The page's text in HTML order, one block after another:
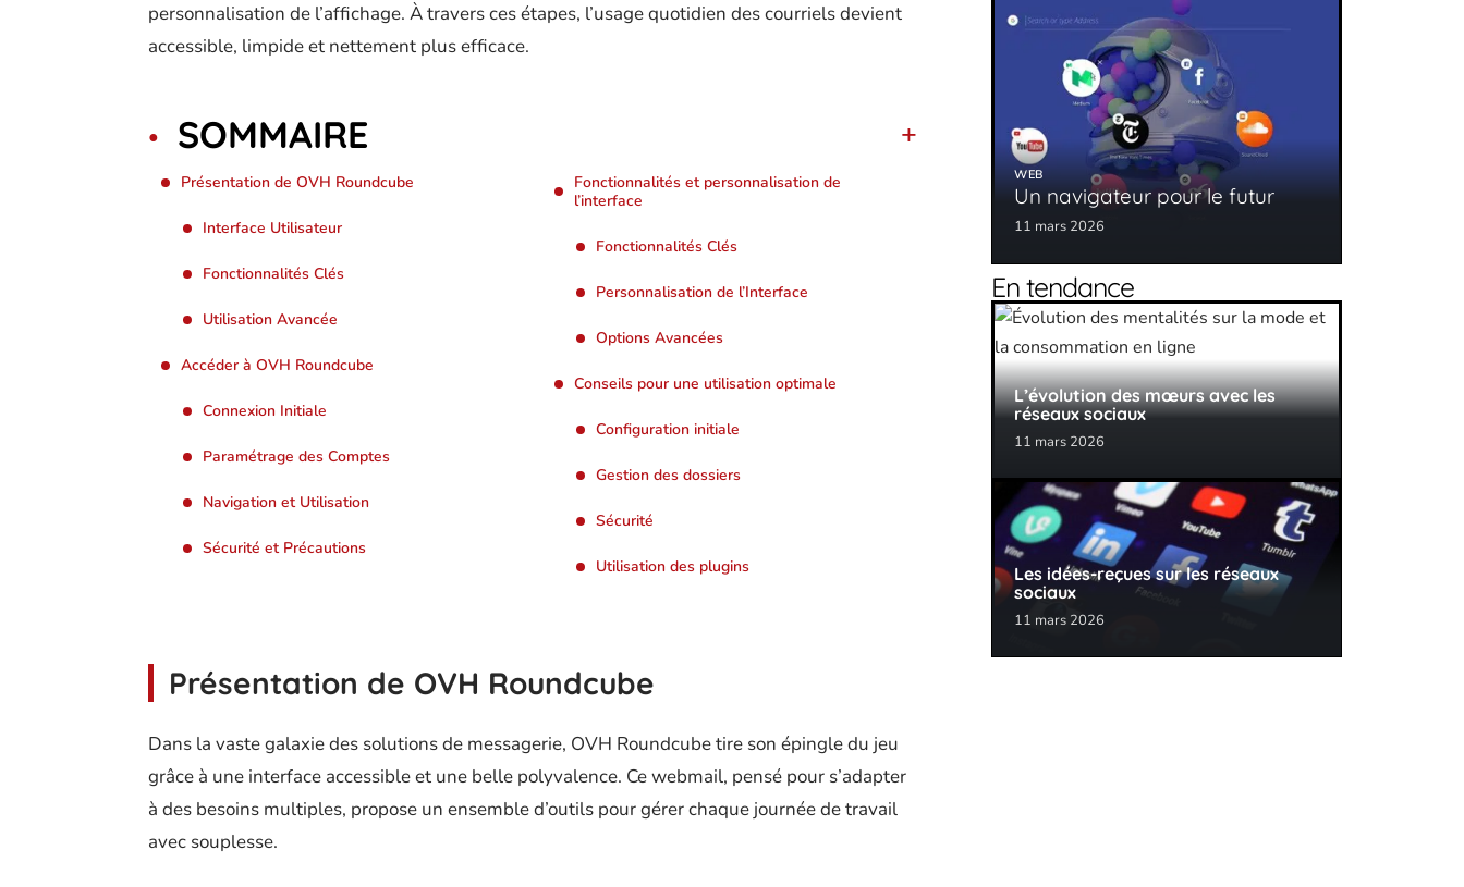
personnalisation de l’affichage. À travers ces étapes, l’usage quotidien des courriels devient
accessible, limpide et nettement plus efficace.
SOMMAIRE
Présentation de OVH Roundcube
Interface Utilisateur
Fonctionnalités Clés
Utilisation Avancée
Accéder à OVH Roundcube
Connexion Initiale
Paramétrage des Comptes
Navigation et Utilisation
Sécurité et Précautions
Fonctionnalités et personnalisation de
l’interface
Fonctionnalités Clés
Personnalisation de l’Interface
Options Avancées
Conseils pour une utilisation optimale
Configuration initiale
Gestion des dossiers
Sécurité
Utilisation des plugins
Présentation de OVH Roundcube
Dans la vaste galaxie des solutions de messagerie, OVH Roundcube tire son épingle du jeu
grâce à une interface accessible et une belle polyvalence. Ce webmail, pensé pour s’adapter
à des besoins multiples, propose un ensemble d’outils pour gérer chaque journée de travail
avec souplesse.
WEB
Un navigateur pour le futur
11 mars 2026
En tendance
L’évolution des mœurs avec les
réseaux sociaux
11 mars 2026
Les idées-reçues sur les réseaux
sociaux
11 mars 2026